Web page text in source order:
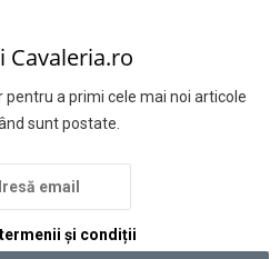
Cavaleria.ro
a primi cele mai noi articole
sunt postate.
și condiții